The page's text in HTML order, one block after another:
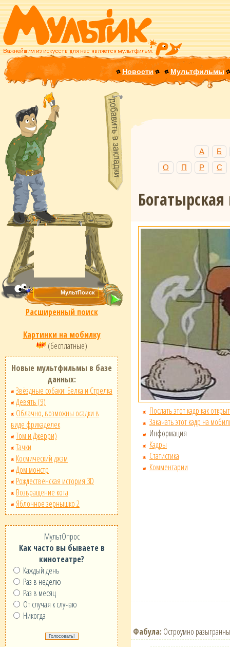
Новости Мультфильмы
Расширенный поиск
Картинки на мобилку
(бесплатные)
Новые мультфильмы в базе
данных:
Звёздные собаки: Белка и Стрелка
Девять (9)
Облачно, возможны осадки в
виде фрикаделек
Том и Джерри)
Тачки
Космический джэм
Дом монстр
Рождественская история 3D
Возвращение кота
Яблочное зернышко 2
МультОпрос
Как часто вы бываете в
кинотеатре?
Каждый день
Раз в неделю
Раз в месяц
От случая к случаю
Никогда
А
Б
О
П Р С
Послать этот кадр как
Закачать этот кадр на
Информация
Кадры
Статистика
Комментарии
Фабула: Остроумно